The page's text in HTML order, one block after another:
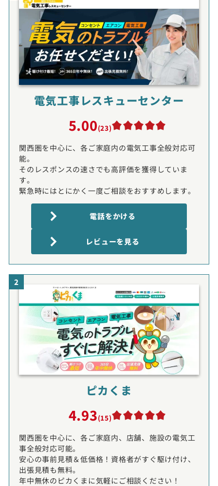
電気工事レスキューセンター
5.00(23)
関西圏を中心に、各ご家庭内の電気工事全般対応可
能。
そのレスポンスの速さでも高評価を獲得していま
す。
緊急時にはとにかく一度ご相談をおすすめします。
電話をかける
レビューを見る
2
ピカくま
4.93(15)
関西圏を中心に、各ご家庭内、店舗、施設の電気工
事全般対応可能。
安心の事前見積＆低価格！資格者がすぐ駆け付け、
出張見積も無料。
年中無休のピカくまに気軽にご相談ください！